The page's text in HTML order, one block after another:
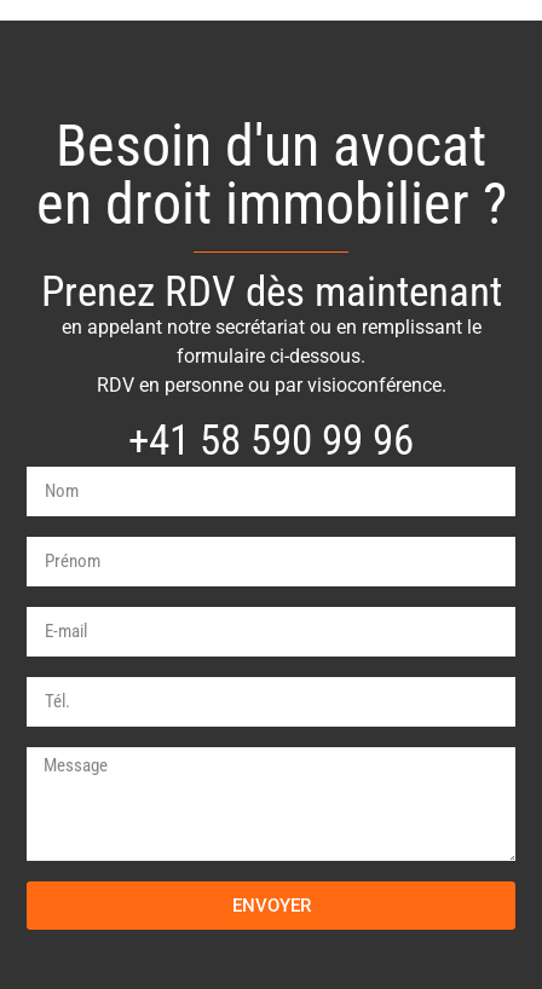
Besoin d'un avocat
en droit immobilier ?
Prenez RDV dès maintenant
en appelant notre secrétariat ou en remplissant le
formulaire ci-dessous.
RDV en personne ou par visioconférence.
+41 58 590 99 96
ENVOYER